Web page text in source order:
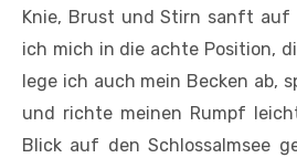
Knie, Brust und Stirn sanft auf
ich mich in die achte Position,
lege ich auch mein Becken ab,
und richte meinen Rumpf
Blick auf den Schlossalmsee